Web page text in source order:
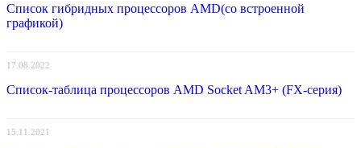
Список гибридных процессоров AMD(со встроенной
графикой)
17.08.2022
Список-таблица процессоров AMD Socket AM3+ (FX-серия)
15.11.2021